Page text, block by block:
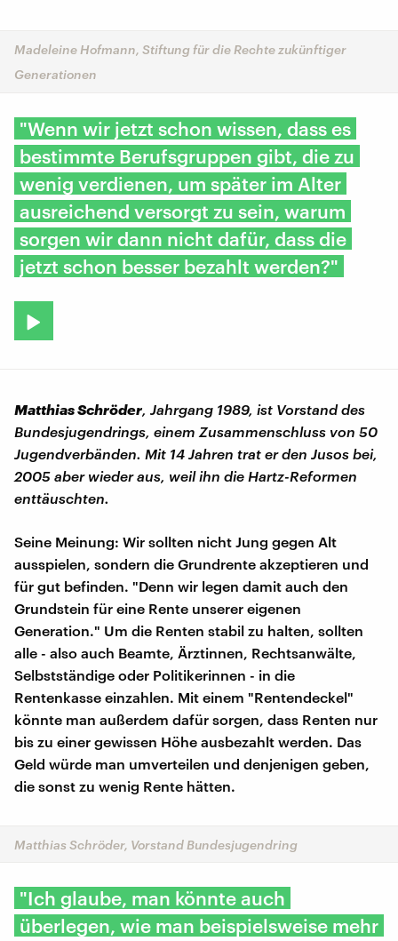
Madeleine Hofmann, Stiftung für die Rechte zukünftiger
Generationen
"Wenn wir jetzt schon wissen, dass es
bestimmte Berufsgruppen gibt, die zu
wenig verdienen, um später im Alter
ausreichend versorgt zu sein, warum
sorgen wir dann nicht dafür, dass die
jetzt schon besser bezahlt werden?"
Matthias Schröder , Jahrgang 1989, ist Vorstand des
Bundesjugendrings, einem Zusammenschluss von 50
Jugendverbänden. Mit 14 Jahren trat er den Jusos bei,
2005 aber wieder aus, weil ihn die Hartz-Reformen
enttäuschten.
Seine Meinung: Wir sollten nicht Jung gegen Alt
ausspielen, sondern die Grundrente akzeptieren und
für gut befinden. "Denn wir legen damit auch den
Grundstein für eine Rente unserer eigenen
Generation." Um die Renten stabil zu halten, sollten
alle - also auch Beamte, Ärztinnen, Rechtsanwälte,
Selbstständige oder Politikerinnen - in die
Rentenkasse einzahlen. Mit einem "Rentendeckel"
könnte man außerdem dafür sorgen, dass Renten nur
bis zu einer gewissen Höhe ausbezahlt werden. Das
Geld würde man umverteilen und denjenigen geben,
die sonst zu wenig Rente hätten.
Matthias Schröder, Vorstand Bundesjugendring
"Ich glaube, man könnte auch
überlegen, wie man beispielsweise mehr